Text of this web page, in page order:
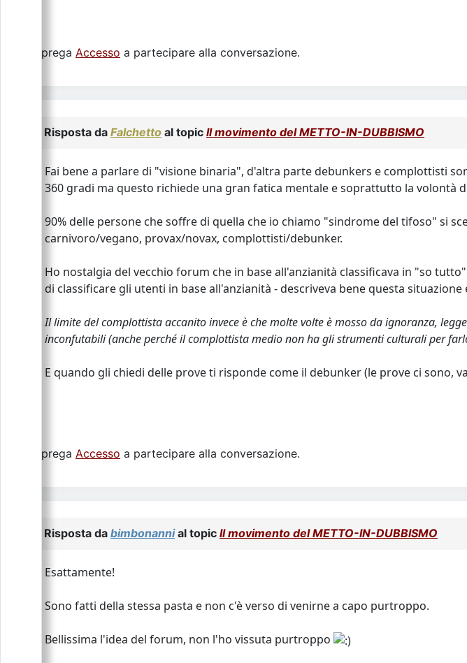
Si prega Accesso a partecipare alla conversazione.
Risposta da Falchetto al topic Il movimento del METTO-IN-DUBBISMO
Fai bene a parlare di "visione binaria", d'altra parte debunkers e complottisti
360 gradi ma questo richiede una gran fatica mentale e soprattutto la volontà
90% delle persone che soffre di quella che io chiamo "sindrome del tifoso" si
carnivoro/vegano, provax/novax, complottisti/debunker.
Ho nostalgia del vecchio forum che in base all'anzianità classificava in "so
di classificare gli utenti in base all'anzianità - descriveva bene questa
Il limite del complottista accanito invece è che molte volte è mosso da ignoranza,
inconfutabili (anche perché il complottista medio non ha gli strumenti culturali per
E quando gli chiedi delle prove ti risponde come il debunker (le prove ci
Si prega Accesso a partecipare alla conversazione.
Risposta da bimbonannial topic Il movimento del METTO-IN-DUBBISMO
Esattamente!
Sono fatti della stessa pasta e non c'è verso di venirne a capo purtroppo.
Bellissima l'idea del forum, non l'ho vissuta purtroppo